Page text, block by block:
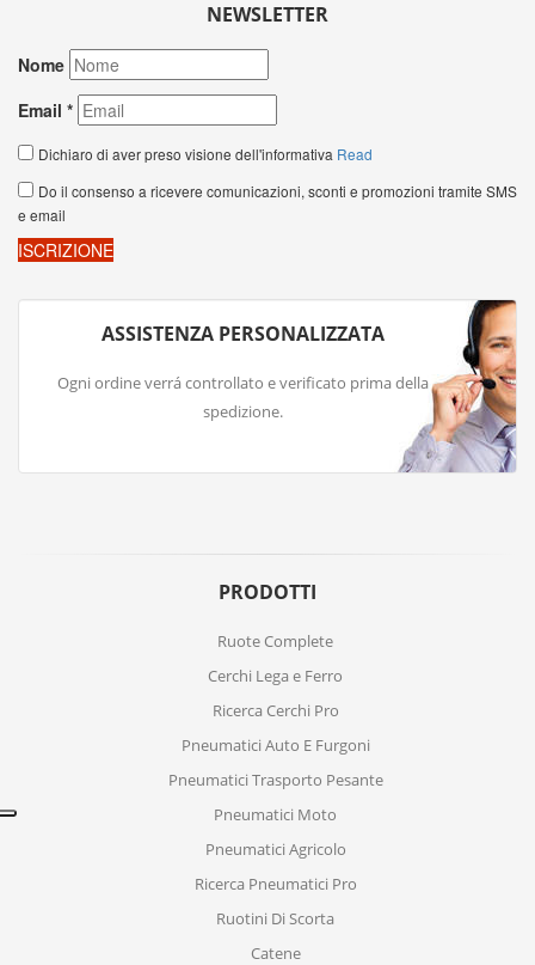
NEWSLETTER
ASSISTENZA PERSONALIZZATA
Ogni ordine verrá controllato e verificato prima della
spedizione.
PRODOTTI
Ruote Complete
Cerchi Lega e Ferro
Ricerca Cerchi Pro
Pneumatici Auto E Furgoni
Pneumatici Trasporto Pesante
Pneumatici Moto
Pneumatici Agricolo
Ricerca Pneumatici Pro
Ruotini Di Scorta
Catene